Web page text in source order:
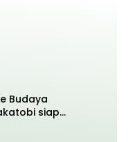
Budaya
siap
Cultural di